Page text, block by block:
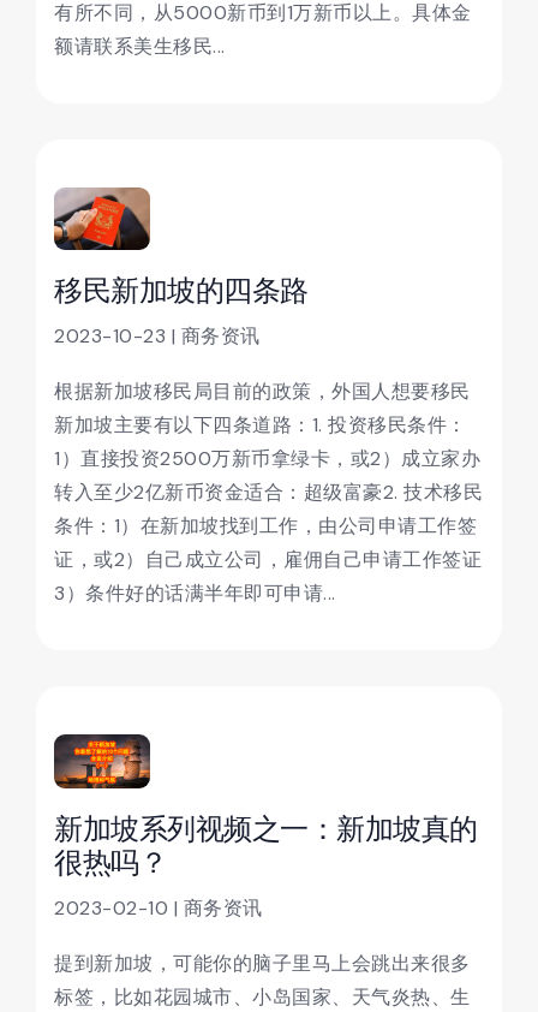
有所不同，从5000新币到1万新币以上。具体金
额请联系美生移民...
移民新加坡的四条路
2023-10-23 | 商务资讯
根据新加坡移民局目前的政策，外国人想要移民
新加坡主要有以下四条道路：1. 投资移民条件：
1）直接投资2500万新币拿绿卡，或2）成立家办
转入至少2亿新币资金适合：超级富豪2. 技术移民
条件：1）在新加坡找到工作，由公司申请工作签
证，或2）自己成立公司，雇佣自己申请工作签证
3）条件好的话满半年即可申请...
新加坡系列视频之一：新加坡真的
很热吗？
2023-02-10 | 商务资讯
提到新加坡，可能你的脑子里马上会跳出来很多
标签，比如花园城市、小岛国家、天气炎热、生